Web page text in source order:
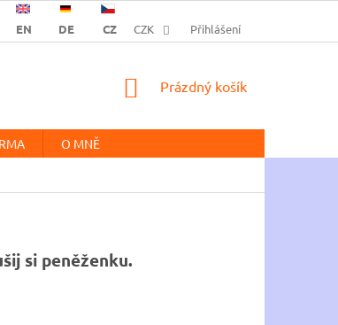
EN DE CZ CZK Přihlášení
NÁKUPNÍ
Prázdný košík
O MNĚ
si peněženku.